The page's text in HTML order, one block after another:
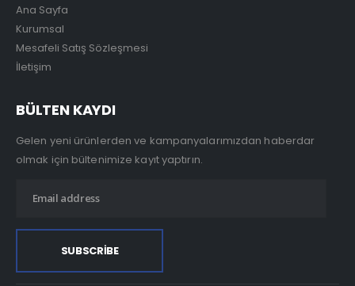
Ana Sayfa
Kurumsal
Mesafeli Satış Sözleşmesi
İletişim
BÜLTEN KAYDI
Gelen yeni ürünlerden ve kampanyalarımızdan haberdar
olmak için bültenimize kayıt yaptırın.